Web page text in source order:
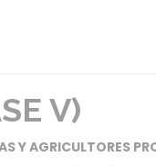
V)
Y AGRICULTORES